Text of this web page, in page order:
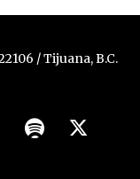
/ Tijuana, B.C.